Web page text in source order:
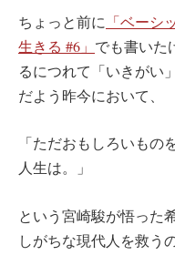
ちょっと前に 「ベーシ
生きる #6」 でも書いた
るにつれて「いきがい
だよう昨今において、
「ただおもしろいも
人生は。」
という宮崎駿が悟った
しがちな現代人を救う